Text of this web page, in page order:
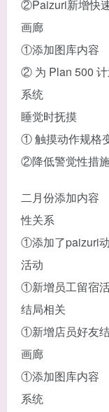
②Paizuri新增快
画廊
①添加图库内容
② 为 Plan 500
系统
睡觉时抚摸
① 触摸动作规格
②降低警觉性措
二月份添加内容
性关系
①添加了paizuri
活动
①新增员工留宿
结局相关
①新增店员好友
画廊
①添加图库内容
系统